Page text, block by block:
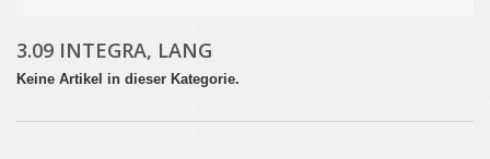
3.09 INTEGRA, LANG
Keine Artikel in dieser Kategorie.